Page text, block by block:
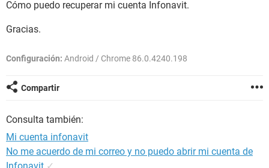
Cómo puedo recuperar mi cuenta Infonavit.
Gracias.
Configuración: Android / Chrome 86.0.4240.198
Compartir
Consulta también:
Mi cuenta infonavit
No me acuerdo de mi correo y no puedo abrir mi cuenta de